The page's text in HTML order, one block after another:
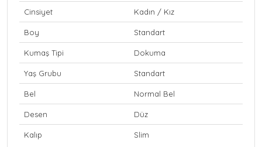
Cinsiyet Kadın / Kız
Boy Standart
Kumaş Tipi Dokuma
Yaş Grubu Standart
Bel Normal Bel
Desen Düz
Kalıp Slim